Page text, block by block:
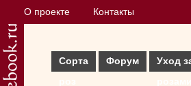
О проекте Контакты
Сорта
Форум
Уход